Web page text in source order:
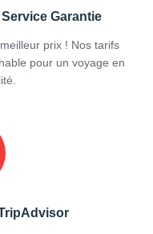
Garantie
prix ! Nos tarifs
pour un voyage en